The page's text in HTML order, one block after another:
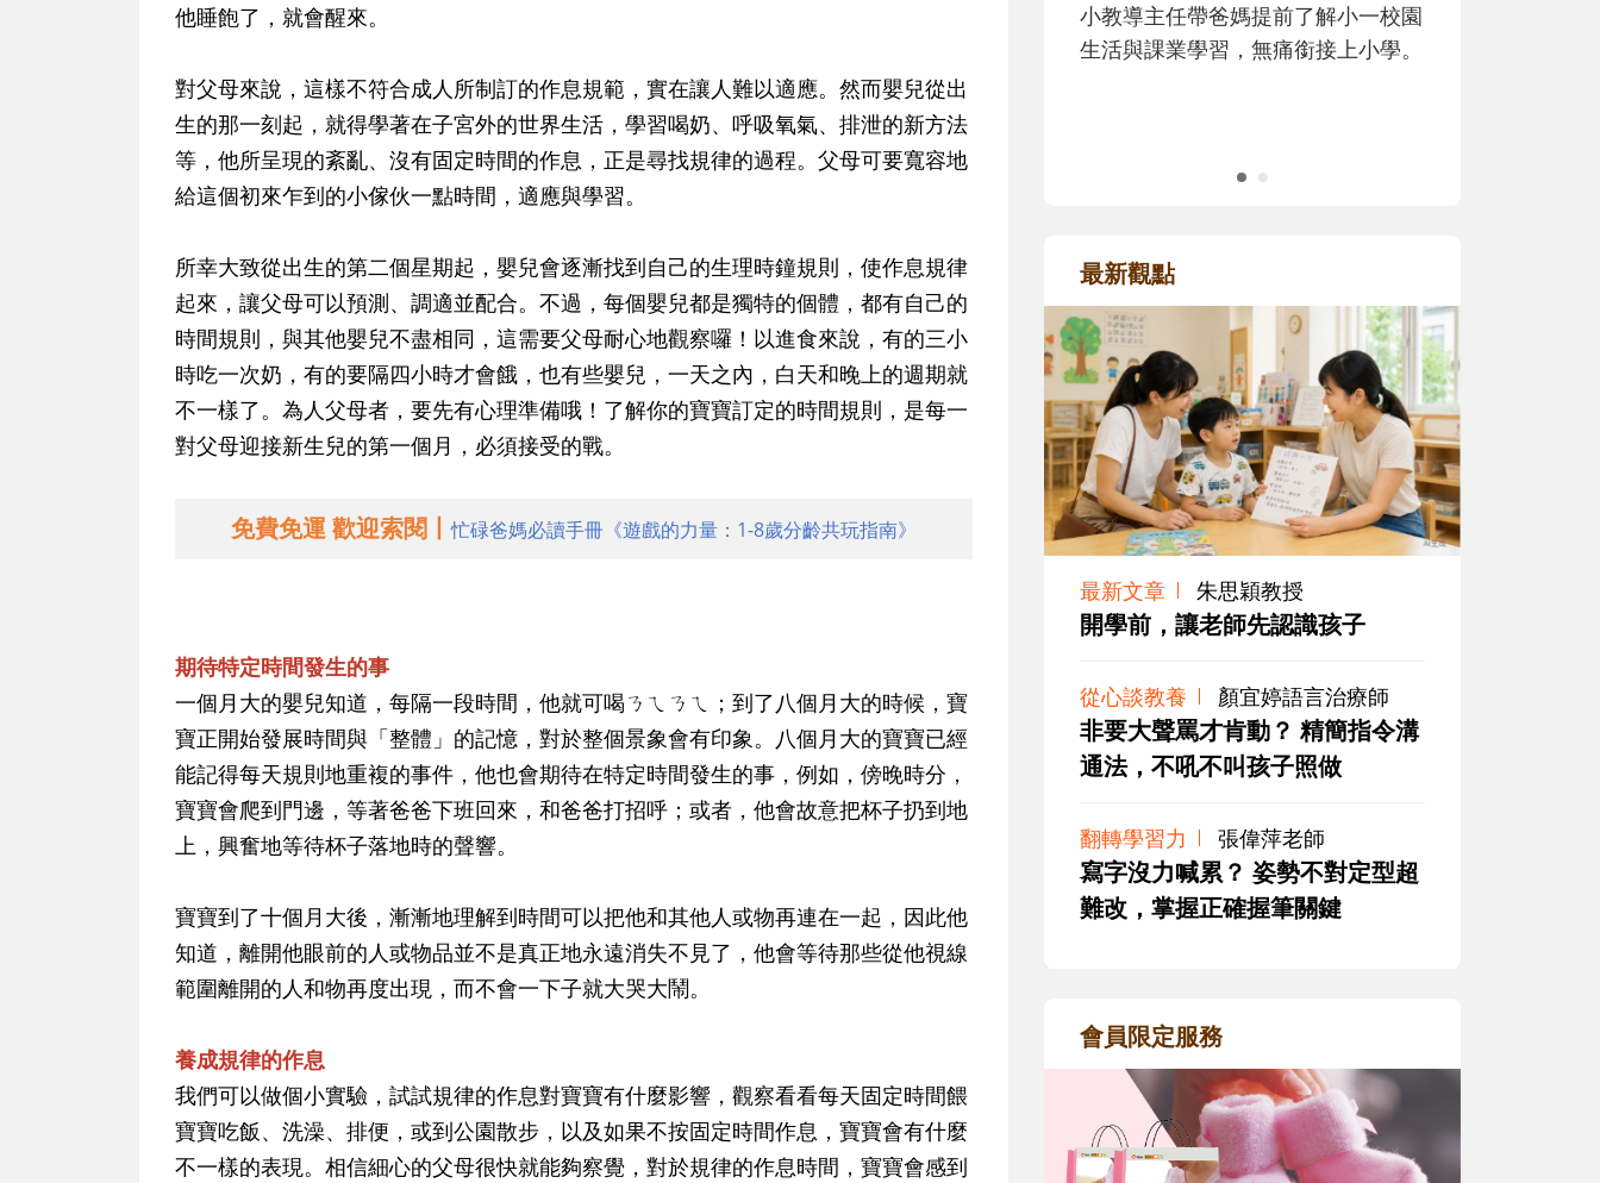
他睡飽了，就會醒來。
對父母來說，這樣不符合成人所制訂的作息規範，實在讓人難以適應。然而嬰兒從出
生的那一刻起，就得學著在子宮外的世界生活，學習喝奶、呼吸氧氣、排泄的新方法
等，他所呈現的紊亂、沒有固定時間的作息，正是尋找規律的過程。父母可要寬容地
給這個初來乍到的小傢伙一點時間，適應與學習。
所幸大致從出生的第二個星期起，嬰兒會逐漸找到自己的生理時鐘規則，使作息規律
起來，讓父母可以預測、調適並配合。不過，每個嬰兒都是獨特的個體，都有自己的
時間規則，與其他嬰兒不盡相同，這需要父母耐心地觀察囉！以進食來說，有的三小
時吃一次奶，有的要隔四小時才會餓，也有些嬰兒，一天之內，白天和晚上的週期就
不一樣了。為人父母者，要先有心理準備哦！了解你的寶寶訂定的時間規則，是每一
對父母迎接新生兒的第一個月，必須接受的戰。
免費免運 歡迎索閱丨忙碌爸媽必讀手冊《遊戲的力量：1-8歲分齡共玩指南》
期待特定時間發生的事
一個月大的嬰兒知道，每隔一段時間，他就可喝ㄋㄟㄋㄟ；到了八個月大的時候，寶
寶正開始發展時間與「整體」的記憶，對於整個景象會有印象。八個月大的寶寶已經
能記得每天規則地重複的事件，他也會期待在特定時間發生的事，例如，傍晚時分，
寶寶會爬到門邊，等著爸爸下班回來，和爸爸打招呼；或者，他會故意把杯子扔到地
上，興奮地等待杯子落地時的聲響。
寶寶到了十個月大後，漸漸地理解到時間可以把他和其他人或物再連在一起，因此他
知道，離開他眼前的人或物品並不是真正地永遠消失不見了，他會等待那些從他視線
範圍離開的人和物再度出現，而不會一下子就大哭大鬧。
養成規律的作息
我們可以做個小實驗，試試規律的作息對寶寶有什麼影響，觀察看看每天固定時間餵
寶寶吃飯、洗澡、排便，或到公園散步，以及如果不按固定時間作息，寶寶會有什麼
不一樣的表現。相信細心的父母很快就能夠察覺，對於規律的作息時間，寶寶會感到
小教導主任帶爸媽提前了解小一校園
生活與課業學習，無痛銜接上小學。
最新觀點
最新文章 朱思穎教授
開學前，讓老師先認識孩子
從心談教養 顏宜婷語言治療師
非要大聲罵才肯動？ 精簡指令溝
通法，不吼不叫孩子照做
翻轉學習力 張偉萍老師
寫字沒力喊累？ 姿勢不對定型超
難改，掌握正確握筆關鍵
會員限定服務